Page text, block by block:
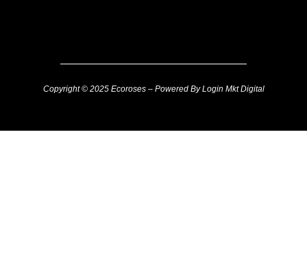
Copyright © 2025 Ecoroses – Powered By Login Mkt Digital